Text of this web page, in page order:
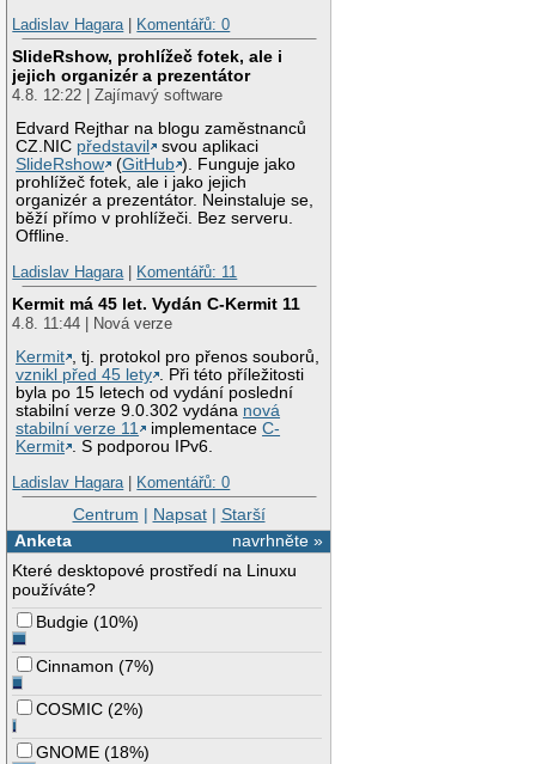
Ladislav Hagara| Komentářů: 0
SlideRshow, prohlížeč fotek, ale i
jejich organizér a prezentátor
4.8. 12:22 | Zajímavý software
Edvard Rejthar na blogu zaměstnanců
CZ.NIC představil
svou aplikaci
SlideRshow
(GitHub ). Funguje jako
prohlížeč fotek, ale i jako jejich
organizér a prezentátor. Neinstaluje se,
běží přímo v prohlížeči. Bez serveru.
Offline.
Ladislav Hagara| Komentářů: 11
Kermit má 45 let. Vydán C-Kermit 11
4.8. 11:44 | Nová verze
Kermit , tj. protokol pro přenos souborů,
vznikl před 45 lety . Při této příležitosti
byla po 15 letech od vydání poslední
stabilní verze 9.0.302 vydána nová
stabilní verze 11
implementaceC-
Kermit . S podporou IPv6.
Ladislav Hagara| Komentářů: 0
Centrum | Napsat| Starší
navrhněte »
Anketa
Které desktopové prostředí na Linuxu
používáte?
Budgie (10%)
Cinnamon (7%)
COSMIC (2%)
GNOME (18%)